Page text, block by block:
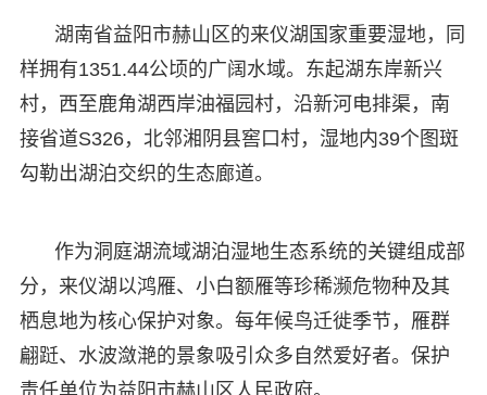
湖南省益阳市赫山区的来仪湖国家重要湿地，同
样拥有1351.44公顷的广阔水域。东起湖东岸新兴
村，西至鹿角湖西岸油福园村，沿新河电排渠，南
接省道S326，北邻湘阴县窖口村，湿地内39个图斑
勾勒出湖泊交织的生态廊道。
作为洞庭湖流域湖泊湿地生态系统的关键组成部
分，来仪湖以鸿雁、小白额雁等珍稀濒危物种及其
栖息地为核心保护对象。每年候鸟迁徙季节，雁群
翩跹、水波潋滟的景象吸引众多自然爱好者。保护
责任单位为益阳市赫山区人民政府。